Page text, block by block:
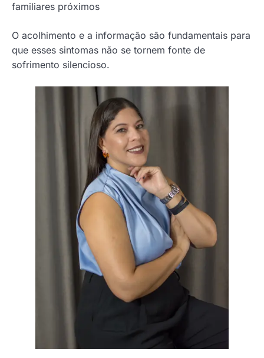
familiares próximos
O acolhimento e a informação são fundamentais para
que esses sintomas não se tornem fonte de
sofrimento silencioso.